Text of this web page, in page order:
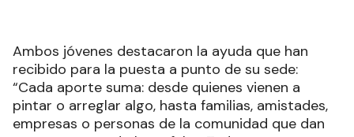
Ambos jóvenes destacaron la ayuda que han
recibido para la puesta a punto de su sede:
“Cada aporte suma: desde quienes vienen a
pintar o arreglar algo, hasta familias, amistades,
empresas o personas de la comunidad que dan